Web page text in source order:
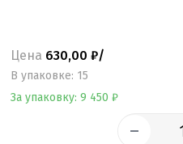
Цена 630,00 ₽/
B упаковке: 15
За упаковку: 9 450 ₽